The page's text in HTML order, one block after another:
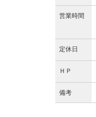
営業時間
定休日
ＨＰ
備考